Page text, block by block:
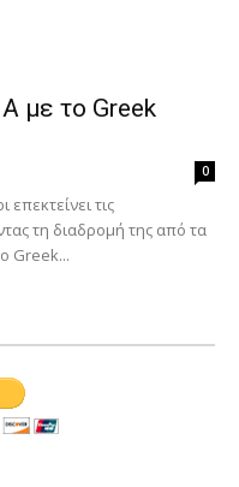
με το Greek
0
τις
τη διαδρομή της από τα
Greek...